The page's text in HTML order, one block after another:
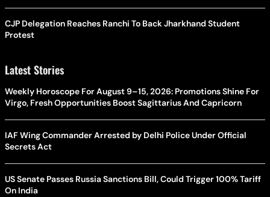
CJP Delegation Reaches Ranchi To Back Jharkhand Student
Protest
Latest Stories
Weekly Horoscope For August 9–15, 2026: Promotions Shine For
Virgo, Fresh Opportunities Boost Sagittarius And Capricorn
IAF Wing Commander Arrested by Delhi Police Under Official
Secrets Act
US Senate Passes Russia Sanctions Bill, Could Trigger 100% Tariff
On India